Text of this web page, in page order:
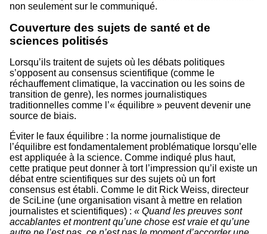
non seulement sur le communiqué.
Couverture des sujets de santé et de
sciences politisés
Lorsqu’ils traitent de sujets où les débats politiques
s’opposent au consensus scientifique (comme le
réchauffement climatique, la vaccination ou les soins de
transition de genre), les normes journalistiques
traditionnelles comme l’« équilibre » peuvent devenir une
source de biais.
Éviter le faux équilibre : la norme journalistique de
l’équilibre est fondamentalement problématique lorsqu’elle
est appliquée à la science. Comme indiqué plus haut,
cette pratique peut donner à tort l’impression qu’il existe un
débat entre scientifiques sur des sujets où un fort
consensus est établi. Comme le dit Rick Weiss, directeur
de SciLine (une organisation visant à mettre en relation
journalistes et scientifiques) : « Quand les preuves sont
accablantes et montrent qu’une chose est vraie et qu’une